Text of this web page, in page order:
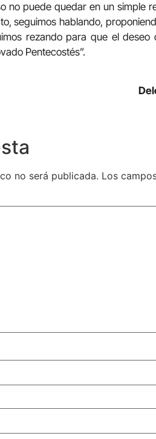
no puede quedar en un simple
seguimos hablando,
rezando para que el
Pentecostés”.
no será publicada. Los